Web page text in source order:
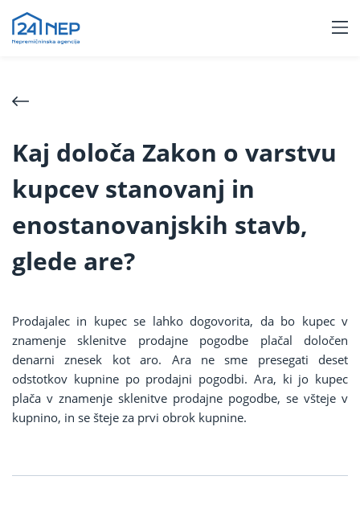
Kaj določa Zakon o varstvu
kupcev stanovanj in
enostanovanjskih stavb,
glede are?
Prodajalec in kupec se lahko dogovorita, da bo kupec v
znamenje sklenitve prodajne pogodbe plačal določen
denarni znesek kot aro. Ara ne sme presegati deset
odstotkov kupnine po prodajni pogodbi. Ara, ki jo kupec
plača v znamenje sklenitve prodajne pogodbe, se všteje v
kupnino, in se šteje za prvi obrok kupnine.